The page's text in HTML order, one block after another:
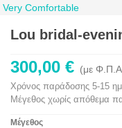
Very Comfortable
Lou bridal-
300,00 € (με
Χρόνος παράδοσης 5-15
Μέγεθος χωρίς απόθεμα
Μέγεθος